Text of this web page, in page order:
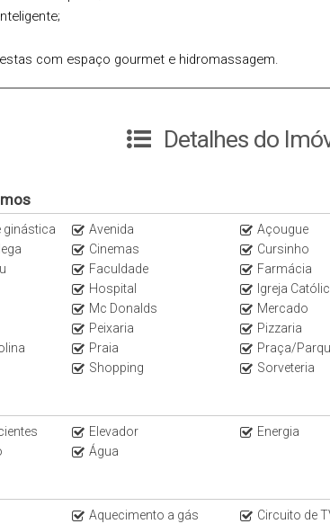
com espaço gourmet e hidromassagem.
Detalhes do
ginástica Avenida Açougue
Cinemas Cursinho
Faculdade Farmácia
Hospital Igreja
Mc Donalds Mercado
Peixaria Pizzaria
Praia Praça/
Shopping Sorveteria
Elevador Energia
Água
Aquecimento a gás Circuito de